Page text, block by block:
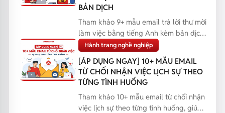
BẢN DỊCH
Tham khảo 9+ mẫu email trả lời thư mời
làm việc bằng tiếng Anh kèm bản dịch,
giúp bạn phản...
Hành trang nghề nghiệp
[ÁP DỤNG NGAY] 10+ MẪU EMAIL
TỪ CHỐI NHẬN VIỆC LỊCH SỰ THEO
TỪNG TÌNH HUỐNG
Tham khảo 10+ mẫu email từ chối nhận
việc lịch sự theo từng tình huống, giúp